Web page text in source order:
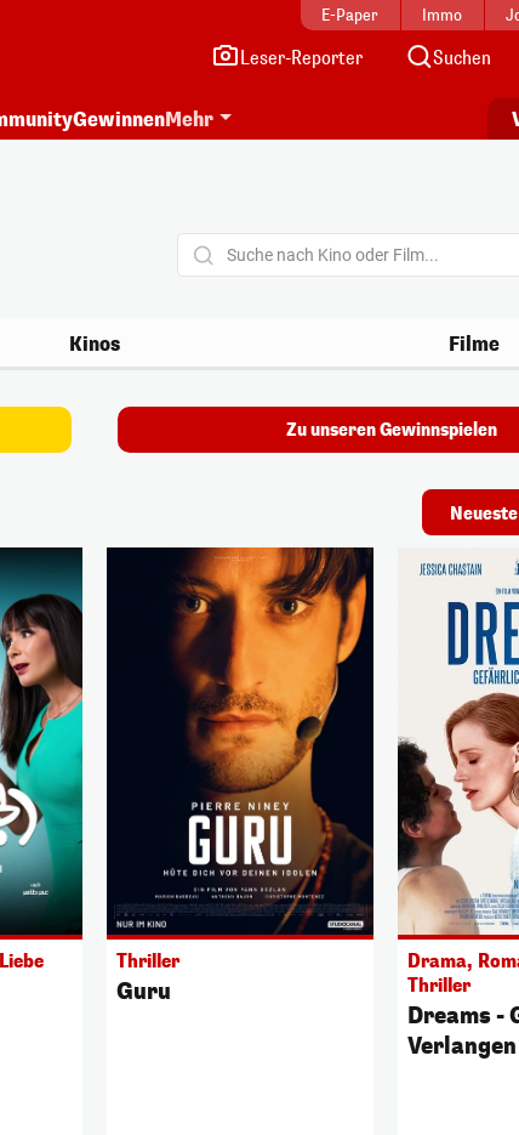
E-Paper Immo
Leser-Reporter Suchen
GewinnenMehr
Kinos Filme
Zu unseren Gewinnspielen
Neueste
Thriller
Guru
Drama,
Thriller
Dreams -
Verlangen